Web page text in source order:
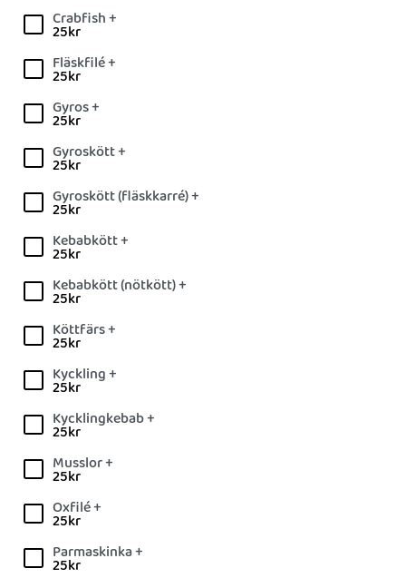
Crabfish +
25kr
Fläskfilé +
25kr
Gyros +
25kr
Gyroskött +
25kr
Gyroskött (fläskkarré) +
25kr
Kebabkött +
25kr
Kebabkött (nötkött) +
25kr
Köttfärs +
25kr
Kyckling +
25kr
Kycklingkebab +
25kr
Musslor +
25kr
Oxfilé +
25kr
Parmaskinka +
25kr